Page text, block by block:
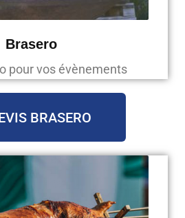
Brasero
pour vos évènements
BRASERO